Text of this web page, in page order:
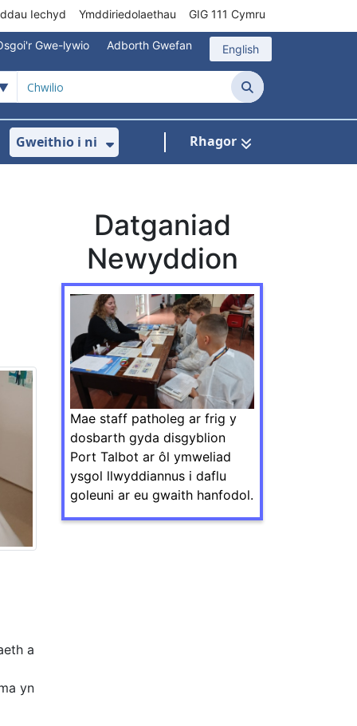
Iechyd Ymddiriedolaethau GIG 111 Cymru
Gwe-lywio Adborth Gwefan English
Chwilio
gyfer Gofal Cymunedol/Sylfaenol
isddewislen ar gyfer Brys/Allan o
Gweithio i ni
Dangos isddewislen ar gyfer
Rhagor
a
yn
Datganiad
Newyddion
Mae staff patholeg ar frig y
dosbarth gyda disgyblion
Port Talbot ar ôl ymweliad
ysgol llwyddiannus i daflu
goleuni ar eu gwaith hanfodol.